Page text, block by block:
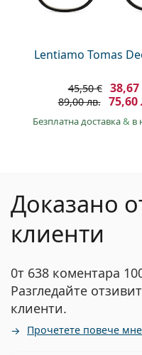
Lentiamo Tomas
45,50 € 38,67
89,00 лв. 75,60
Безплатна доставка& в
Доказано
клиенти
0т 638 коментара
Разгледайте
клиенти.
Прочетете повече